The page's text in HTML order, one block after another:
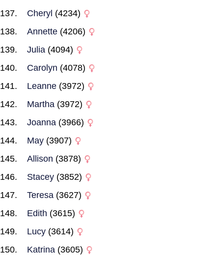
Cheryl (4234)
Annette (4206)
Julia (4094)
Carolyn (4078)
Leanne (3972)
Martha (3972)
Joanna (3966)
May (3907)
Allison (3878)
Stacey (3852)
Teresa (3627)
Edith (3615)
Lucy (3614)
Katrina (3605)